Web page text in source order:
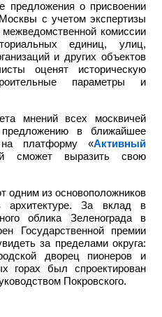
предложения о присвоении
с учетом экспертизы
комиссии
единиц, улиц,
и других объектов
оценят историческую
параметры и
мнений всех москвичей
в ближайшее
платформу «Активный
сможет выразить свою
одним из основоположников
архитектуре. За вклад в
облика Зеленограда в
Государственной премии
за пределами округа:
дворец пионеров и
горах был спроектирован
Покровского.